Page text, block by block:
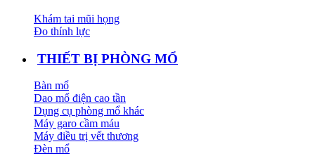
Khám tai mũi họng
Đo thính lực
THIẾT BỊ PHÒNG MỔ
Bàn mổ
Dao mổ điện cao tần
Dụng cụ phòng mổ khác
Máy garo cầm máu
Máy điều trị vết thương
Đèn mổ